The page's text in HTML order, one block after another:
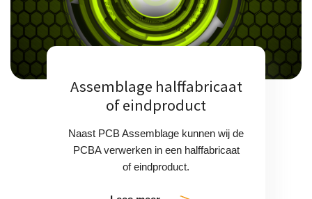
Assemblage halffabricaat
of eindproduct
Naast PCB Assemblage kunnen wij de
PCBA verwerken in een halffabricaat
of eindproduct.